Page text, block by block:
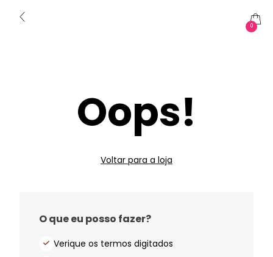
0
Oops!
Voltar para a loja
O que eu posso fazer?
Verique os termos digitados